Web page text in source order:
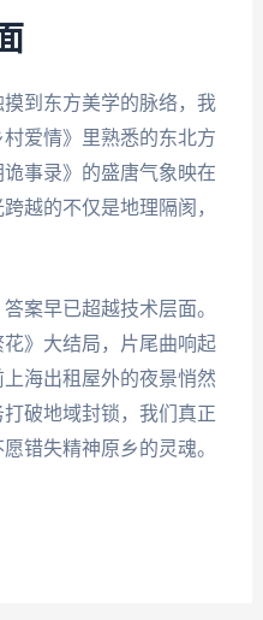
到东方美学的脉络，我
爱情》里熟悉的东北方
事录》的盛唐气象映在
越的不仅是地理隔阂，
案早已超越技术层面。
》大结局，片尾曲响起
海出租屋外的夜景悄然
破地域封锁，我们真正
错失精神原乡的灵魂。